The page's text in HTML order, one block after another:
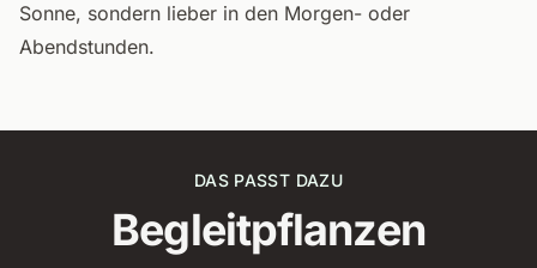
Sonne, sondern lieber in den Morgen- oder
Abendstunden.
DAS PASST DAZU
Begleitpflanzen